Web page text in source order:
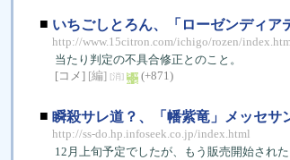
■ いちごしとろん、「ローゼンディア
http://www.15citron.com/ichigo/rozen/
当たり判定の不具合修正とのこと。
[コメ] [編] [消] (+871)
■ 瞬殺サレ道？、「幡紫竜」メッセサ
http://ss-do.hp.infoseek.co.jp/index.html
12月上旬予定でしたが、もう販売開始され